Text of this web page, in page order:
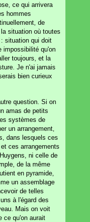
ce qui arrivera
hommes
de
situation où toutes
situation qui doit
impossibilité qu'on
toujours, et la
Je n'ai jamais
bien curieux
question. Si on
amas de petits
systèmes de
un arrangement,
dans lesquels ces
ces arrangements
ni celle de
de la même
en pyramide,
un assemblage
de telles
à l'égard des
Mais on voit
ce qu'on aurait